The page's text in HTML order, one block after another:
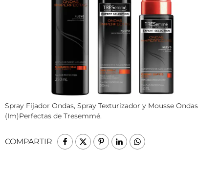
Spray Fijador Ondas, Spray Texturizador y Mousse Ondas
(Im)Perfectas de Tresemmé.
COMPARTIR